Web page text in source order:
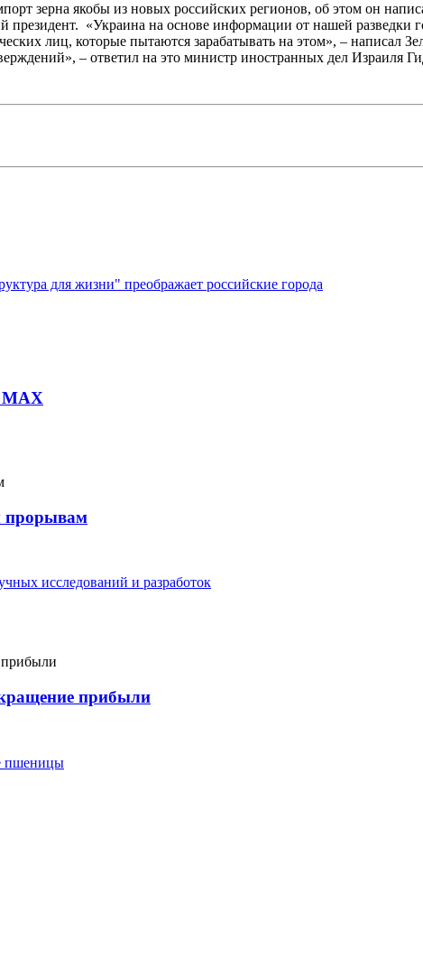
зерна якобы из новых российских регионов, об этом он
президент. «Украина на основе информации от нашей разведки
лиц, которые пытаются зарабатывать на этом», – написал
– ответил на это министр иностранных дел Израиля
для жизни" преображает российские города
MAX
прорывам
исследований и разработок
прибыли
пшеницы